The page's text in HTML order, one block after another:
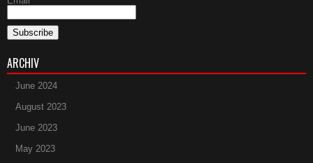
ARCHIV
June 2024
August 2023
June 2023
May 2023